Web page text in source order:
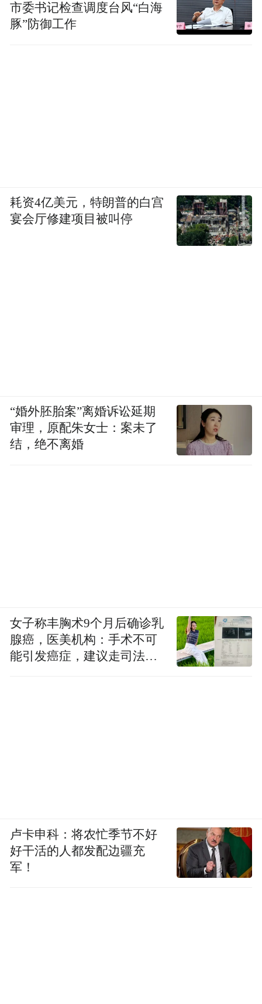
市委书记检查调度台风“白海
豚”防御工作
耗资4亿美元，特朗普的白宫
宴会厅修建项目被叫停
“婚外胚胎案”离婚诉讼延期
审理，原配朱女士：案未了
结，绝不离婚
女子称丰胸术9个月后确诊乳
腺癌，医美机构：手术不可
能引发癌症，建议走司法途
卢卡申科：将农忙季节不好
好干活的人都发配边疆充
军！